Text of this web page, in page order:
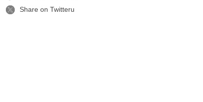
Share on Twitteru